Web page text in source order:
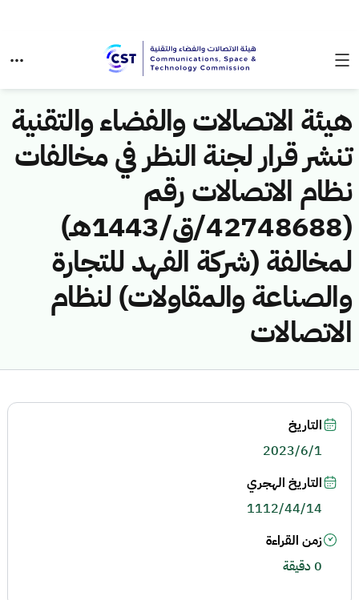
هيئة الاتصالات والفضاء والتقنية
تنشر قرار لجنة النظر في مخالفات
نظام الاتصالات رقم
(42748688/ق/1443هـ)
لمخالفة (شركة الفهد للتجارة
والصناعة والمقاولات) لنظام
الاتصالات
التاريخ
2023/6/1
التاريخ الهجري
1112/44/14
زمن القراءة
0 دقيقة